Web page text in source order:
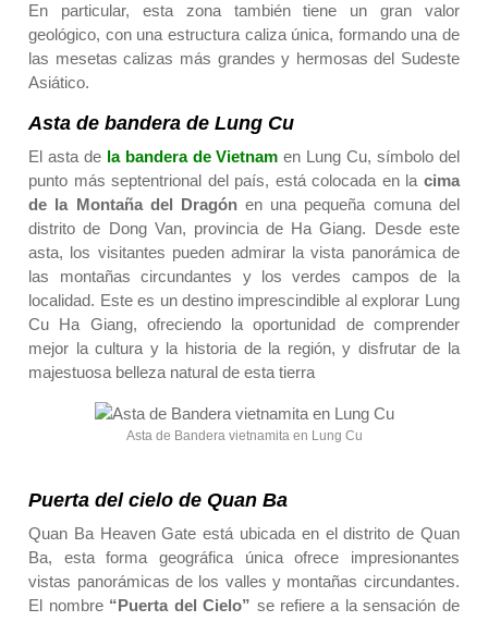
En particular, esta zona también tiene un gran valor
geológico, con una estructura caliza única, formando una de
las mesetas calizas más grandes y hermosas del Sudeste
Asiático.
Asta de bandera de Lung Cu
El asta de la bandera de Vietnam en Lung Cu, símbolo del
punto más septentrional del país, está colocada en la cima
de la Montaña del Dragónen una pequeña comuna del
distrito de Dong Van, provincia de Ha Giang. Desde este
asta, los visitantes pueden admirar la vista panorámica de
las montañas circundantes y los verdes campos de la
localidad. Este es un destino imprescindible al explorar Lung
Cu Ha Giang, ofreciendo la oportunidad de comprender
mejor la cultura y la historia de la región, y disfrutar de la
majestuosa belleza natural de esta tierra
Asta de Bandera vietnamita en Lung Cu
Puerta del cielo de Quan Ba
Quan Ba ​​​​Heaven Gate está ubicada en el distrito de Quan
Ba, esta forma geográfica única ofrece impresionantes
vistas panorámicas de los valles y montañas circundantes.
El nombre “Puerta del Cielo” se refiere a la sensación de